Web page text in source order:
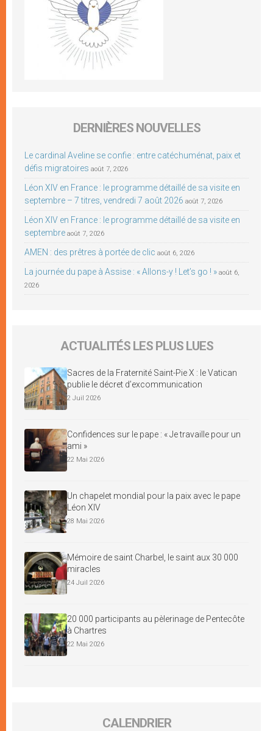
DERNIÈRES NOUVELLES
Le cardinal Aveline se confie : entre catéchuménat, paix et
défis migratoires août 7, 2026
Léon XIV en France : le programme détaillé de sa visite en
septembre – 7 titres, vendredi 7 août 2026 août 7, 2026
Léon XIV en France : le programme détaillé de sa visite en
septembre août 7, 2026
AMEN : des prêtres à portée de clic août 6, 2026
La journée du pape à Assise : « Allons-y ! Let’s go ! » août 6,
2026
ACTUALITÉS LES PLUS LUES
Sacres de la Fraternité Saint-Pie X : le Vatican
publie le décret d’excommunication
2 Juil 2026
Confidences sur le pape : « Je travaille pour un
ami »
22 Mai 2026
Un chapelet mondial pour la paix avec le pape
Léon XIV
28 Mai 2026
Mémoire de saint Charbel, le saint aux 30 000
miracles
24 Juil 2026
20 000 participants au pèlerinage de Pentecôte
à Chartres
22 Mai 2026
CALENDRIER